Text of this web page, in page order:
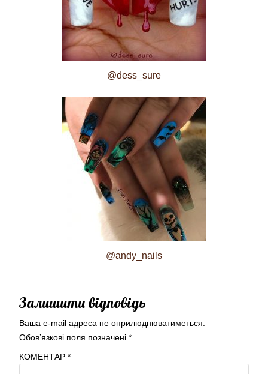
@dess_sure
@andy_nails
Залишити відповідь
Ваша e-mail адреса не оприлюднюватиметься.
Обов’язкові поля позначені *
КОМЕНТАР *